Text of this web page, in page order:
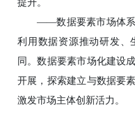
提升。
——数据要素市场体系
利用数据资源推动研发、
同。数据要素市场化建设
开展，探索建立与数据要
激发市场主体创新活力。